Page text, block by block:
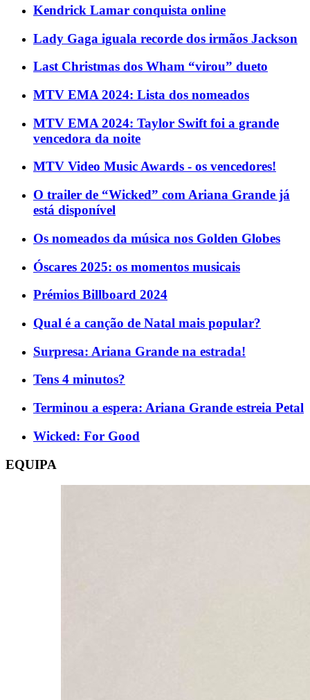
Kendrick Lamar conquista online
Lady Gaga iguala recorde dos irmãos Jackson
Last Christmas dos Wham “virou” dueto
MTV EMA 2024: Lista dos nomeados
MTV EMA 2024: Taylor Swift foi a grande
vencedora da noite
MTV Video Music Awards - os vencedores!
O trailer de “Wicked” com Ariana Grande já
está disponível
Os nomeados da música nos Golden Globes
Óscares 2025: os momentos musicais
Prémios Billboard 2024
Qual é a canção de Natal mais popular?
Surpresa: Ariana Grande na estrada!
Tens 4 minutos?
Terminou a espera: Ariana Grande estreia Petal
Wicked: For Good
EQUIPA